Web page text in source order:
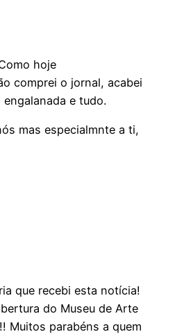
hoje
comprei o jornal, acabei
e tudo.
mas especialmnte a ti,
que recebi esta notícia!
do Museu de Arte
Muitos parabéns a quem